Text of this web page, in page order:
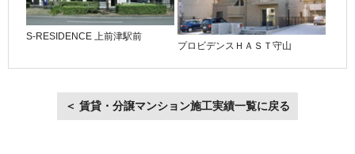
S-RESIDENCE 上前津駅前
プロビデンスＨＡＳＴ守山
＜ 賃貸・分譲マンション施工実績一覧に戻る